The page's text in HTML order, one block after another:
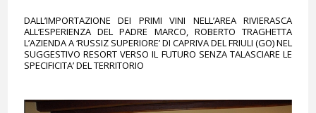
DALL’IMPORTAZIONE DEI PRIMI VINI NELL’AREA RIVIERASCA
ALL’ESPERIENZA DEL PADRE MARCO, ROBERTO TRAGHETTA
L’AZIENDA A ‘RUSSIZ SUPERIORE’ DI CAPRIVA DEL FRIULI (GO) NEL
SUGGESTIVO RESORT VERSO IL FUTURO SENZA TALASCIARE LE
SPECIFICITA’ DEL TERRITORIO